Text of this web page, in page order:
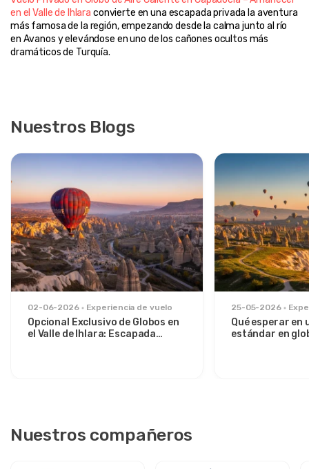
en el Valle de Ihlara convierte en una escapada privada la aventura
más famosa de la región, empezando desde la calma junto al río
en Avanos y elevándose en uno de los cañones ocultos más
dramáticos de Turquía.
Nuestros Blogs
02-06-2026 Experiencia de vuelo
Opcional Exclusivo de Globos en
el Valle de Ihlara: Escapada
25-05-2026
Qué esperar en
estándar en
Nuestros compañeros